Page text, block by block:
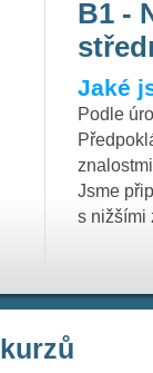
B1 -
Jaké
Podle
Jsme
s nižšími